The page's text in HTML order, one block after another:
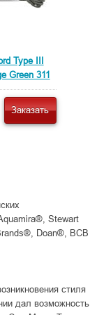
Type III
Green 311
Заказать
Stewart
Doan®, BCB
стиля
дал возможность